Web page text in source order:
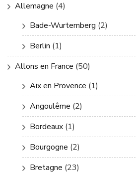
Allemagne (4)
Bade-Wurtemberg (2)
Berlin (1)
Allons en France (50)
Aix en Provence (1)
Angoulême (2)
Bordeaux (1)
Bourgogne (2)
Bretagne (23)